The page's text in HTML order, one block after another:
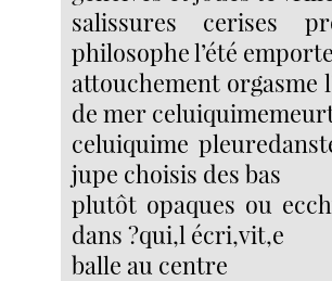
salissures cerises
philosophe l’été
attouchement orgasme
de mer
celuiquime
jupe choisis des bas
plutôt opaques ou
dans ?qui,l écri,vit,e
balle au centre